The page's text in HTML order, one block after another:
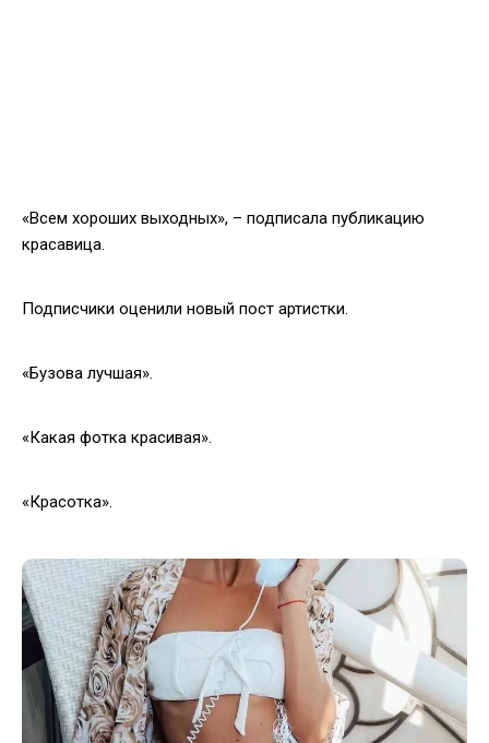
«Всем хороших выходных», – подписала публикацию
красавица.
Подписчики оценили новый пост артистки.
«Бузова лучшая».
«Какая фотка красивая».
«Красотка».